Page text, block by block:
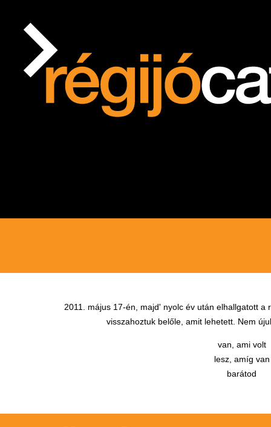
2011. május 17-én, majd' nyolc év után elhallgatott
visszahoztuk belőle, amit lehetett. Nem
van, ami volt
lesz, amíg van
barátod